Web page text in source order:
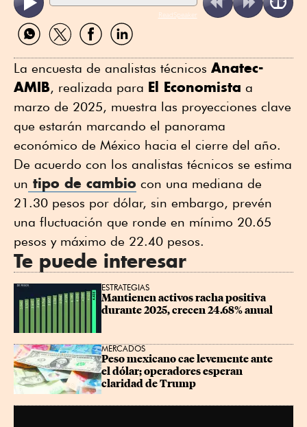
ReadSpeaker
Compartir
por
Compartir
por
Compartir
por
Compartir
por
La encuesta de analistas técnicos Anatec-
AMIB, realizada para El Economista a
marzo de 2025, muestra las proyecciones clave
que estarán marcando el panorama
económico de México hacia el cierre del año.
De acuerdo con los analistas técnicos se estima
un tipo de cambio con una mediana de
21.30 pesos por dólar, sin embargo, prevén
una fluctuación que ronde en mínimo 20.65
pesos y máximo de 22.40 pesos.
Te puede interesar
ESTRATEGIAS
Mantienen activos racha positiva
durante 2025, crecen 24.68% anual
MERCADOS
Peso mexicano cae levemente ante
el dólar; operadores esperan
claridad de Trump